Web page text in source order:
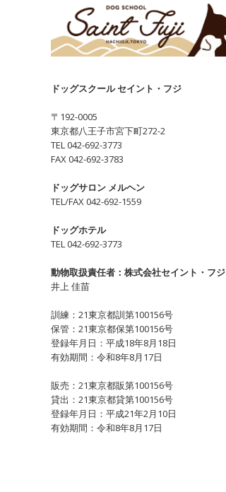
ドッグスクール セイント・フジ
〒192-0005
東京都八王子市宮下町272-2
TEL 042-692-3773
FAX 042-692-3783
ドッグサロン メルヘン
TEL/FAX 042-692-1559
ドッグホテル
TEL 042-692-3773
動物取扱責任者：株式会社セイント・フジ
井上 佳苗
訓練：21東京都訓第100156号
保管：21東京都保第100156号
登録年月日：平成18年8月18日
有効期間：令和8年8月17日
販売：21東京都販第100156号
貸出：21東京都貸第100156号
登録年月日：平成21年2月10日
有効期間：令和8年8月17日